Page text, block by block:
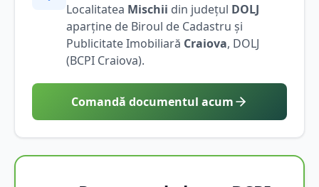
Localitatea Mischii din județul DOLJ
aparține de Biroul de Cadastru și
Publicitate Imobiliară Craiova, DOLJ
(BCPI Craiova).
Comandă documentul acum